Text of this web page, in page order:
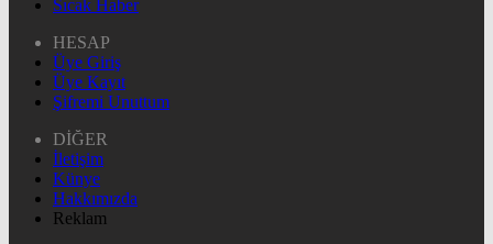
Sıcak Haber
HESAP
Üye Giriş
Üye Kayıt
Şifremi Unuttum
DİĞER
İletişim
Künye
Hakkımızda
Reklam